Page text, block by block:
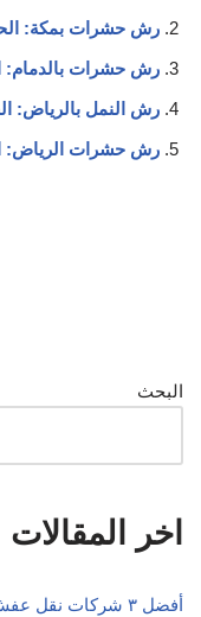
رش حشرات بمكة:
رش حشرات بالدمام:
رش النمل بالرياض:
رش حشرات الرياض:
البحث
اخر المقالات
أفضل ٣ شركات نقل عفش في جدة لعام ٢٠٢٥ م